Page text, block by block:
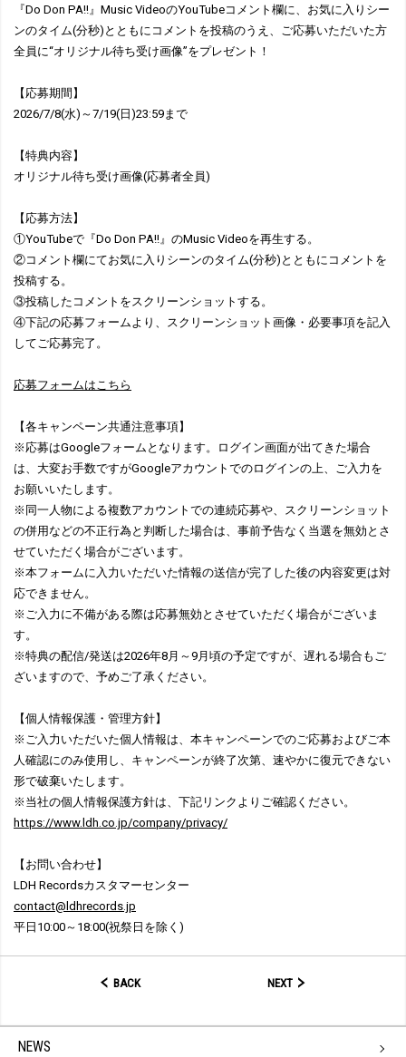
『Do Don PA!!』Music VideoのYouTubeコメント欄に、お気に入りシー
ンのタイム(分秒)とともにコメントを投稿のうえ、ご応募いただいた方
全員に“オリジナル待ち受け画像”をプレゼント！
【応募期間】
2026/7/8(水)～7/19(日)23:59まで
【特典内容】
オリジナル待ち受け画像(応募者全員)
【応募方法】
①YouTubeで『Do Don PA!!』のMusic Videoを再生する。
②コメント欄にてお気に入りシーンのタイム(分秒)とともにコメントを
投稿する。
③投稿したコメントをスクリーンショットする。
④下記の応募フォームより、スクリーンショット画像・必要事項を記入
してご応募完了。
応募フォームはこちら
【各キャンペーン共通注意事項】
※応募はGoogleフォームとなります。ログイン画面が出てきた場合
は、大変お手数ですがGoogleアカウントでのログインの上、ご入力を
お願いいたします。
※同一人物による複数アカウントでの連続応募や、スクリーンショット
の併用などの不正行為と判断した場合は、事前予告なく当選を無効とさ
せていただく場合がございます。
※本フォームに入力いただいた情報の送信が完了した後の内容変更は対
応できません。
※ご入力に不備がある際は応募無効とさせていただく場合がございま
す。
※特典の配信/発送は2026年8月～9月頃の予定ですが、遅れる場合もご
ざいますので、予めご了承ください。
【個人情報保護・管理方針】
※ご入力いただいた個人情報は、本キャンペーンでのご応募およびご本
人確認にのみ使用し、キャンペーンが終了次第、速やかに復元できない
形で破棄いたします。
※当社の個人情報保護方針は、下記リンクよりご確認ください。
https://www.ldh.co.jp/company/privacy/
【お問い合わせ】
LDH Recordsカスタマーセンター
contact@ldhrecords.jp
平日10:00～18:00(祝祭日を除く)
BACK NEXT
NEWS